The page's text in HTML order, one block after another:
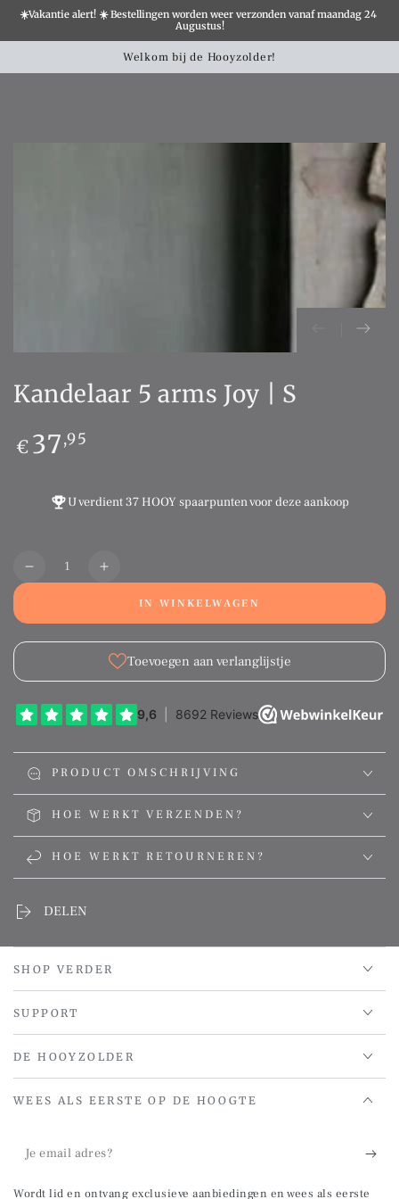
☀️Vakantie alert! ☀️ Bestellingen worden weer verzonden vanaf maandag 24
Augustus!
MISSING:
Welkom bij de Hooyzolder!
Kandelaar 5 arms Joy | S
Normale
prijs
€ 37,95
U verdient37 HOOY spaarpuntenvoor deze aankoop
Aantal
Translation
nl.products.product.quantity.decrease
Translation
nl.products.product.quantity.increase
IN WINKELWAGEN
Toevoegen aan verlanglijstje
PRODUCT OMSCHRIJVING
HOE WERKT VERZENDEN?
HOE WERKT RETOURNEREN?
DELEN
SHOP VERDER
SUPPORT
DE HOOYZOLDER
WEES ALS EERSTE OP DE HOOGTE
Wordt lid en ontvang exclusieve aanbiedingen en wees als eerste